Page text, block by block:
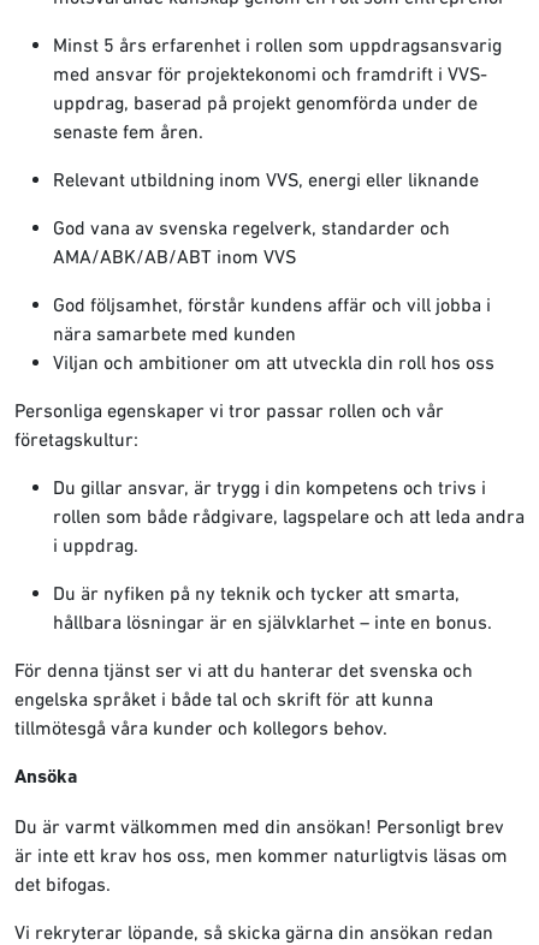
Minst 5 års erfarenhet i rollen som uppdragsansvarig
med ansvar för projektekonomi och framdrift i VVS-
uppdrag, baserad på projekt genomförda under de
senaste fem åren.
Relevant utbildning inom VVS, energi eller liknande
God vana av svenska regelverk, standarder och
AMA/ABK/AB/ABT inom VVS
God följsamhet, förstår kundens affär och vill jobba i
nära samarbete med kunden
Viljan och ambitioner om att utveckla din roll hos oss
Personliga egenskaper vi tror passar rollen och vår
företagskultur:
Du gillar ansvar, är trygg i din kompetens och trivs i
rollen som både rådgivare, lagspelare och att leda andra
i uppdrag.
Du är nyfiken på ny teknik och tycker att smarta,
hållbara lösningar är en självklarhet – inte en bonus.
För denna tjänst ser vi att du hanterar det svenska och
engelska språket i både tal och skrift för att kunna
tillmötesgå våra kunder och kollegors behov.
Ansöka
Du är varmt välkommen med din ansökan! Personligt brev
är inte ett krav hos oss, men kommer naturligtvis läsas om
det bifogas.
Vi rekryterar löpande, så skicka gärna din ansökan redan